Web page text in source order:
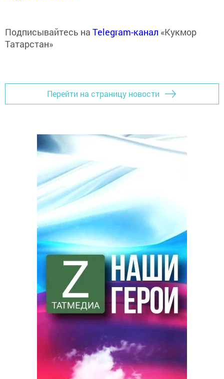
Подписывайтесь на Telegram-канал «Кукмор
Татарстан»
Перейти на страницу новости